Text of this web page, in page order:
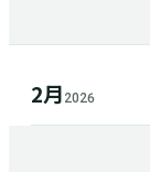
2月 2026